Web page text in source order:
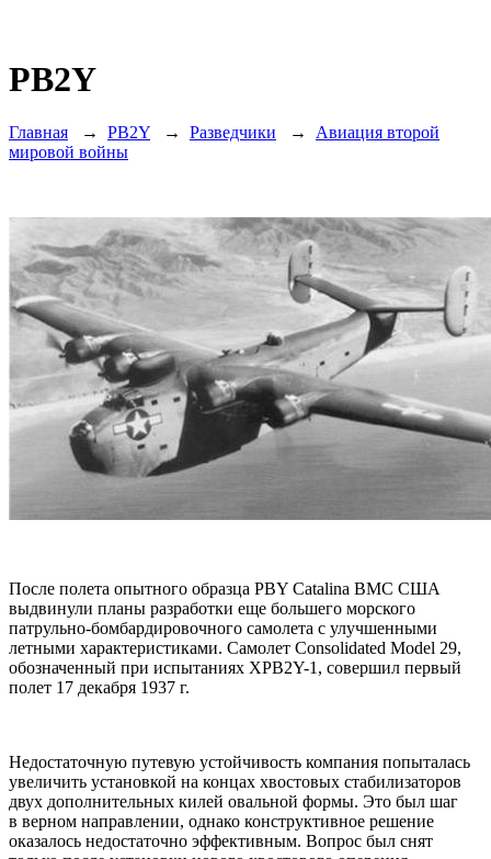
PB2Y
Главная → PB2Y → Разведчики → Авиация второй
мировой войны
После полета опытного образца РВY Catalina ВМС США
выдвинули планы разработки еще большего морского
патрульно-бомбардировочного самолета с улучшенными
летными характеристиками. Самолет Consolidated Model 29,
обозначенный при испытаниях XPB2Y-1, совершил первый
полет 17 декабря 1937 г.
Недостаточную путевую устойчивость компания попыталась
увеличить установкой на концах хвостовых стабилизаторов
двух дополнительных килей овальной формы. Это был шаг
в верном направлении, однако конструктивное решение
оказалось недостаточно эффективным. Вопрос был снят